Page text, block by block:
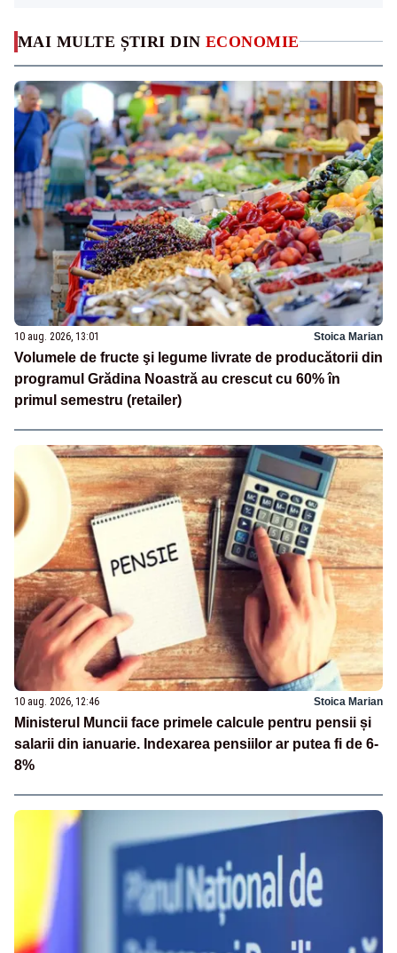
MAI MULTE ȘTIRI DIN ECONOMIE
10 aug. 2026, 13:01 Stoica Marian
Volumele de fructe şi legume livrate de producătorii din
programul Grădina Noastră au crescut cu 60% în
primul semestru (retailer)
10 aug. 2026, 12:46 Stoica Marian
Ministerul Muncii face primele calcule pentru pensii și
salarii din ianuarie. Indexarea pensiilor ar putea fi de 6-
8%